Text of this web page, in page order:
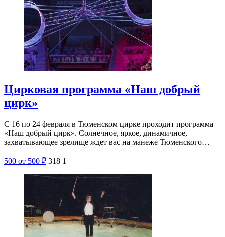
Цирковая программа «Наш добрый
цирк»
С 16 по 24 февраля в Тюменском цирке проходит программа
«Наш добрый цирк». Солнечное, яркое, динамичное,
захватывающее зрелище ждет вас на манеже Тюменского…
500 от 500 ₽ 318 1